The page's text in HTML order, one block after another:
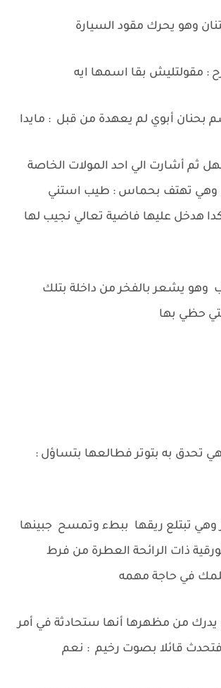
وهو يحرك مقود السيارة
: مقولتليش بقا اسمها ايه
بحنان أبوي لم يعهدة من قبل : مايدا
ثم أشارت الي احد المولات الخاصة
وهي تهتف بحماس : طيب استني
هدخل عليها فاضية تعالي نجيب لها
وهو يشعر بالفخر من داخلة بتلك
حظي بها
تحدق به بتوتر فطالعها بتساؤل :
وهي تبتلع ريقها ببطء وتمسح جبينها
ذات الرائحة العطرة من فرط
في حاجة مهمه
من مظهرها أنها ستحادثة في أمر
قائلا بصوت رخيم : نعم